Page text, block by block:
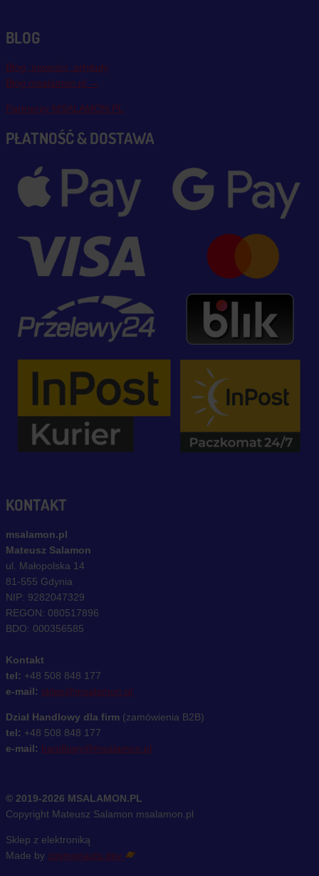
BLOG
Blog, nowości, artykuły
Blog msalamon.pl →
Partnerzy MSALAMON.PL
PŁATNOŚĆ & DOSTAWA
KONTAKT
msalamon.pl
Mateusz Salamon
ul. Małopolska 14
81-555 Gdynia
NIP: 9282047329
REGON: 080517896
BDO: 000356585
Kontakt
tel: +48 508 848 177
e-mail: sklep@msalamon.pl
Dział Handlowy dla firm (zamówienia B2B)
tel: +48 508 848 177
e-mail: handlowy@msalamon.pl
© 2019-2026 MSALAMON.PL
Copyright Mateusz Salamon msalamon.pl
Sklep z elektroniką
Made by cosmonauts.dev